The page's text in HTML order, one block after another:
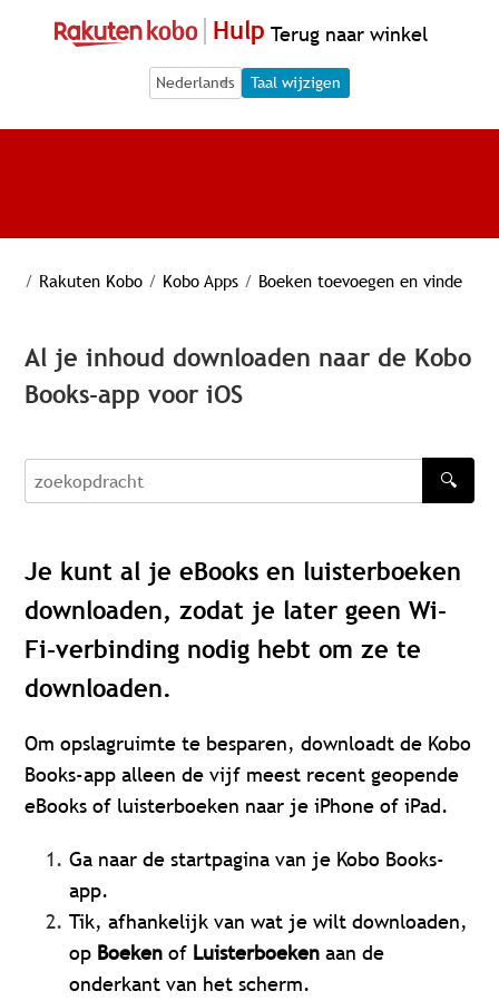
Hulp Terug naar winkel
Language Selection
Language Selection
Taal wijzigen
/ Rakuten Kobo / Kobo Apps / Boeken toevoegen en vinde
Al je inhoud downloaden naar de Kobo
Books-app voor iOS
zoekopdracht
🔍
Je kunt al je eBooks en luisterboeken
downloaden, zodat je later geen Wi-
Fi-verbinding nodig hebt om ze te
downloaden.
Om opslagruimte te besparen, downloadt de Kobo
Books-app alleen de vijf meest recent geopende
eBooks of luisterboeken naar je iPhone of iPad.
Ga naar de startpagina van je Kobo Books-
app.
Tik, afhankelijk van wat je wilt downloaden,
op Boeken of Luisterboeken aan de
onderkant van het scherm.